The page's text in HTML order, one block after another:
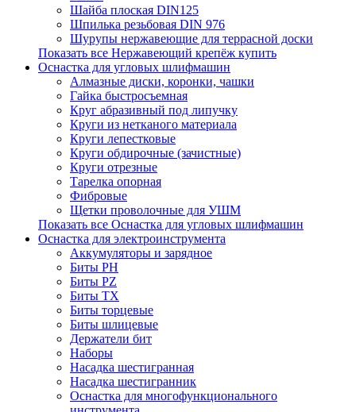
Шайба плоская DIN125
Шпилька резьбовая DIN 976
Шурупы нержавеющие для террасной доски
Показать все Нержавеющий крепёж купить
Оснастка для угловых шлифмашин
Алмазные диски, коронки, чашки
Гайка быстросъемная
Круг абразивный под липучку
Круги из нетканого материала
Круги лепестковые
Круги обдирочные (зачистные)
Круги отрезные
Тарелка опорная
Фибровые
Щетки проволочные для УШМ
Показать все Оснастка для угловых шлифмашин
Оснастка для электроинструмента
Аккумуляторы и зарядное
Биты PH
Биты PZ
Биты TX
Биты торцевые
Биты шлицевые
Держатели бит
Наборы
Насадка шестигранная
Насадка шестигранник
Оснастка для многофункционального